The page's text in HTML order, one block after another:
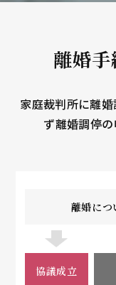
離婚
家庭裁判所に離
ず離婚調停の
離婚につ
協議成立